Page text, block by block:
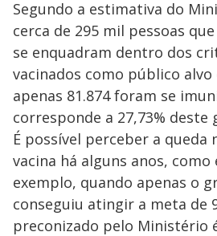
Segundo a estimativa do
cerca de 295 mil pessoas
se enquadram dentro dos
vacinados como público
apenas 81.874 foram se
corresponde a 27,73% deste
É possível perceber a queda
vacina há alguns anos, como
exemplo, quando apenas o
conseguiu atingir a meta de
preconizado pelo Ministério